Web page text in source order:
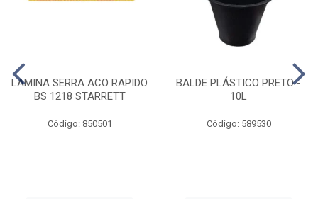
LAMINA SERRA ACO RAPIDO
BS 1218 STARRETT
Código: 850501
BALDE PLÁSTICO PRETO -
10L
Código: 589530